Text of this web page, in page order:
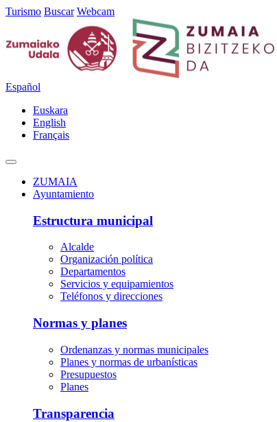
Turismo Buscar Webcam
Español
Euskara
English
Français
ZUMAIA
Ayuntamiento
Estructura municipal
Alcalde
Organización política
Departamentos
Servicios y equipamientos
Teléfonos y direcciones
Normas y planes
Ordenanzas y normas municipales
Planes y normas de urbanísticas
Presupuestos
Planes
Transparencia